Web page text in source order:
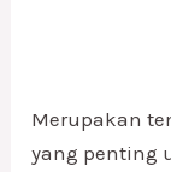
Merupakan
yang penting